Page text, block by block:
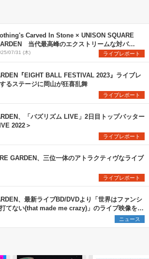
Carved In Stone × UNISON SQUARE
当代最高峰のエクストリームな対バン
観た07/31 (木) ライブレポート
『EIGHT BALL FESTIVAL 2023』ライブレ
るステージに岡山が狂喜乱舞
ライブレポート
、「バズリズム LIVE」2日目トップバッター
2022＞
ライブレポート
GARDEN、三位一体のアトラクティヴなライブ
ライブレポート
、最新ライブBD/DVDより「世界はファンシ
てない(that made me crazy)」のライブ映像を公
ニュース